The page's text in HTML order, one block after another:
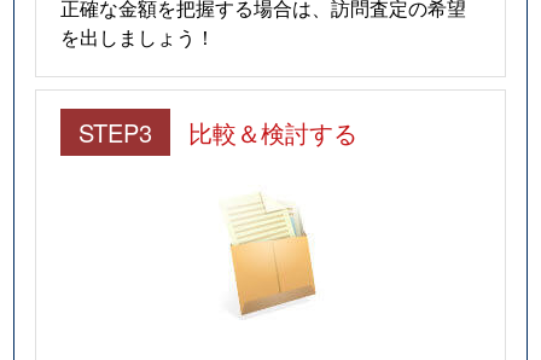
正確な金額を把握する場合は、訪問査定の希望
を出しましょう！
STEP3 比較＆検討する